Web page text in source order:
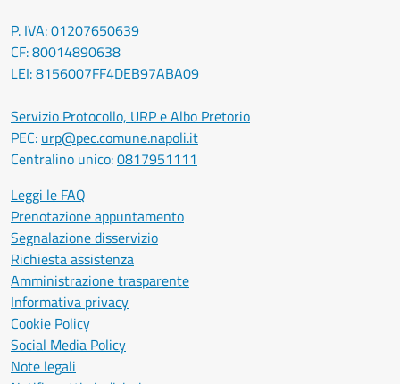
P. IVA: 01207650639
CF: 80014890638
LEI: 8156007FF4DEB97ABA09
Servizio Protocollo, URP e Albo Pretorio
PEC: urp@pec.comune.napoli.it
Centralino unico:0817951111
Leggi le FAQ
Prenotazione appuntamento
Segnalazione disservizio
Richiesta assistenza
Amministrazione trasparente
Informativa privacy
Cookie Policy
Social Media Policy
Note legali